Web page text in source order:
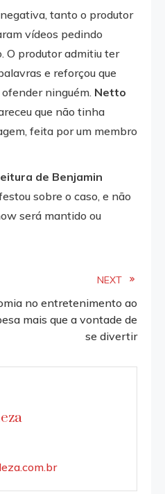
tanto o produtor
vídeos pedindo
O produtor admitiu ter
e reforçou que
ninguém. Netto
que não tinha
feita por um membro
de Benjamin
sobre o caso, e não
será mantido ou
NEXT
no entretenimento ao
mais que a vontade de
se divertir